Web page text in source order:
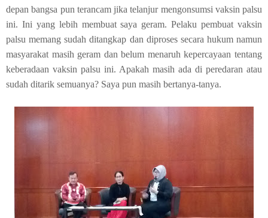
depan bangsa pun terancam jika telanjur mengonsumsi vaksin palsu
ini. Ini yang lebih membuat saya geram. Pelaku pembuat vaksin
palsu memang sudah ditangkap dan diproses secara hukum namun
masyarakat masih geram dan belum menaruh kepercayaan tentang
keberadaan vaksin palsu ini. Apakah masih ada di peredaran atau
sudah ditarik semuanya? Saya pun masih bertanya-tanya.